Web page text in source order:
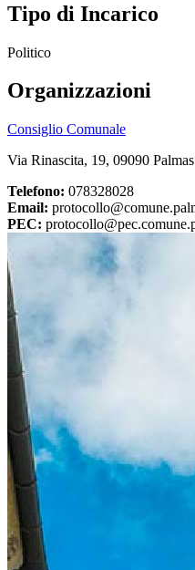
Tipo di Incarico
Politico
Organizzazioni
Consiglio Comunale
Via Rinascita, 19, 09090
Telefono: 078328028
Email:
PEC: